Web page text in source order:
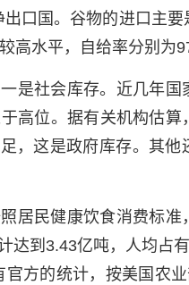
口国。谷物的进口主
高水平，自给率分别为
是社会库存。近几年国
高位。据有关机构估
，这是政府库存。其他
居民健康饮食消费标准
达到3.43亿吨，人均占
方的统计，按美国农